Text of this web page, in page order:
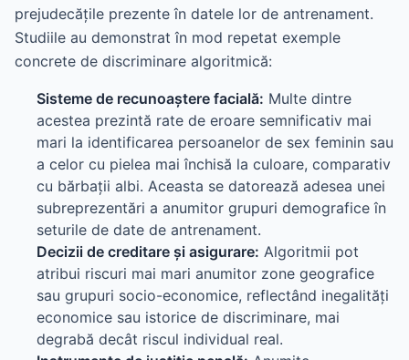
prejudecățile prezente în datele lor de antrenament.
Studiile au demonstrat în mod repetat exemple
concrete de discriminare algoritmică:
Sisteme de recunoaștere facială: Multe dintre
acestea prezintă rate de eroare semnificativ mai
mari la identificarea persoanelor de sex feminin sau
a celor cu pielea mai închisă la culoare, comparativ
cu bărbații albi. Aceasta se datorează adesea unei
subreprezentări a anumitor grupuri demografice în
seturile de date de antrenament.
Decizii de creditare și asigurare: Algoritmii pot
atribui riscuri mai mari anumitor zone geografice
sau grupuri socio-economice, reflectând inegalități
economice sau istorice de discriminare, mai
degrabă decât riscul individual real.